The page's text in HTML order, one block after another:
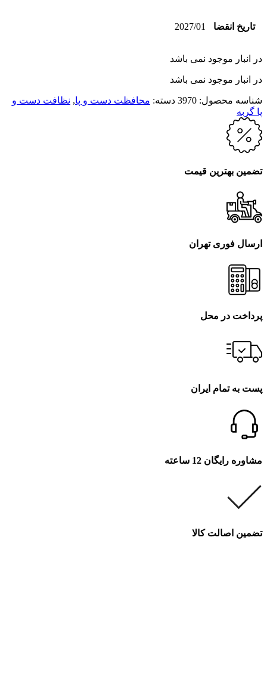
تاریخ انقضا 2027/01
در انبار موجود نمی باشد
در انبار موجود نمی باشد
شناسه محصول: 3970 دسته: محافظت دست و پا, نظافت دست و
پا گربه
تضمین بهترین قیمت
ارسال فوری تهران
پرداخت در محل
پست به تمام ایران
مشاوره رایگان 12 ساعته
تضمین اصالت کالا